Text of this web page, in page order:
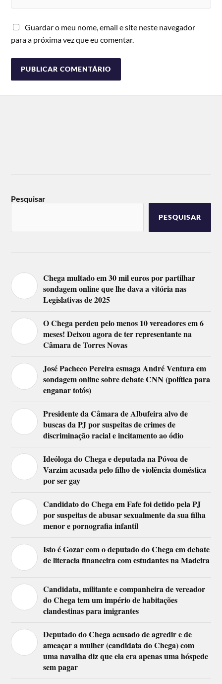
Guardar o meu nome, email e site neste navegador
para a próxima vez que eu comentar.
Pesquisar
PESQUISAR
Chega multado em 30 mil euros por partilhar
sondagem online que lhe dava a vitória nas
Legislativas de 2025
O Chega perdeu pelo menos 10 vereadores em 6
meses! Deixou agora de ter representante na
Câmara de Torres Novas
José Pacheco Pereira esmaga André Ventura em
sondagem online sobre debate CNN (política para
enganar totós)
Presidente da Câmara de Albufeira alvo de
buscas da PJ por suspeitas de crimes de
discriminação racial e incitamento ao ódio
Ideóloga do Chega e deputada na Póvoa de
Varzim acusada pelo filho de violência doméstica
por ser gay
Candidato do Chega em Fafe foi detido pela PJ
por suspeitas de abusar sexualmente da sua filha
menor e pornografia infantil
Isto é Gozar com o deputado do Chega em debate
de literacia financeira com estudantes na Madeira
Candidata, militante e companheira de vereador
do Chega tem um império de habitações
clandestinas para imigrantes
Deputado do Chega acusado de agredir e de
ameaçar a mulher (candidata do Chega) com
uma navalha diz que ela era apenas uma hóspede
sem pagar